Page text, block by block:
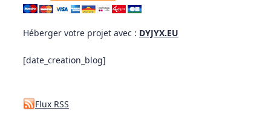
Héberger votre projet avec : DYJYX.EU
[date_creation_blog]
Flux RSS